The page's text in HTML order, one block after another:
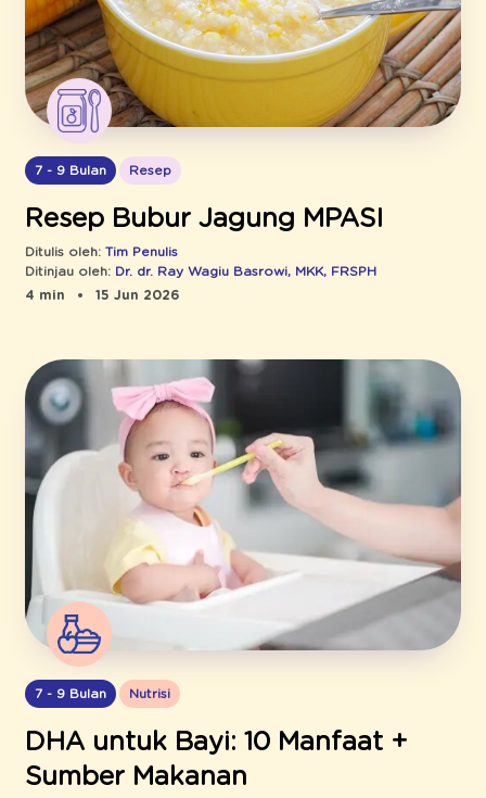
7 - 9 Bulan Resep
Resep Bubur Jagung MPASI
Ditulis oleh: Tim Penulis
Ditinjau oleh: Dr. dr. Ray Wagiu Basrowi, MKK, FRSPH
4 min
15 Jun 2026
7 - 9 Bulan Nutrisi
DHA untuk Bayi: 10 Manfaat +
Sumber Makanan